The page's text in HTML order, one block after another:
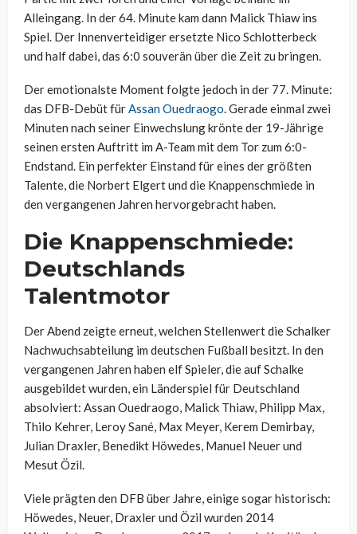
Alleingang. In der 64. Minute kam dann Malick Thiaw ins
Spiel. Der Innenverteidiger ersetzte Nico Schlotterbeck
und half dabei, das 6:0 souverän über die Zeit zu bringen.
Der emotionalste Moment folgte jedoch in der 77. Minute:
das DFB-Debüt fürAssan Ouedraogo. Gerade einmal zwei
Minuten nach seiner Einwechslung krönte der 19-Jährige
seinen ersten Auftritt im A-Team mit dem Tor zum 6:0-
Endstand. Ein perfekter Einstand für eines der größten
Talente, die Norbert Elgert und die Knappenschmiede in
den vergangenen Jahren hervorgebracht haben.
Die Knappenschmiede:
Deutschlands
Talentmotor
Der Abend zeigte erneut, welchen Stellenwert die Schalker
Nachwuchsabteilung im deutschen Fußball besitzt. In den
vergangenen Jahren haben elf Spieler, die auf Schalke
ausgebildet wurden, ein Länderspiel für Deutschland
absolviert: Assan Ouedraogo, Malick Thiaw, Philipp Max,
Thilo Kehrer, Leroy Sané, Max Meyer, Kerem Demirbay,
Julian Draxler, Benedikt Höwedes, Manuel Neuer und
Mesut Özil.
Viele prägten den DFB über Jahre, einige sogar historisch:
Höwedes, Neuer, Draxler und Özil wurden 2014